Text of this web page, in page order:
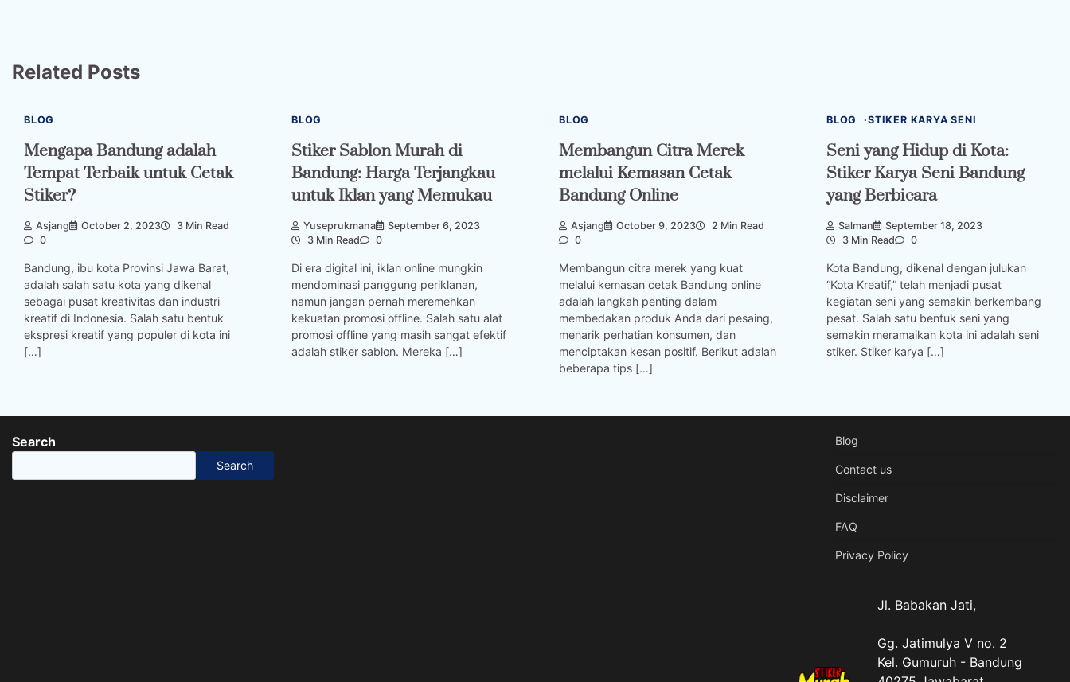
Related Posts
BLOG
Mengapa Bandung adalah
Tempat Terbaik untuk Cetak
Stiker?
Asjang October 2, 2023
3 Min Read
0
Bandung, ibu kota Provinsi Jawa Barat,
adalah salah satu kota yang dikenal
sebagai pusat kreativitas dan industri
kreatif di Indonesia. Salah satu bentuk
ekspresi kreatif yang populer di kota ini
[…]
BLOG
Stiker Sablon Murah di
Bandung: Harga Terjangkau
untuk Iklan yang Memukau
Yuseprukmana
September 6, 2023
3 Min Read
0
Di era digital ini, iklan online mungkin
mendominasi panggung periklanan,
namun jangan pernah meremehkan
kekuatan promosi offline. Salah satu alat
promosi offline yang masih sangat efektif
adalah stiker sablon. Mereka […]
BLOG
Membangun Citra Merek
melalui Kemasan Cetak
Bandung Online
Asjang October 9, 2023
2 Min Read
0
Membangun citra merek yang kuat
melalui kemasan cetak Bandung online
adalah langkah penting dalam
membedakan produk Anda dari pesaing,
menarik perhatian konsumen, dan
menciptakan kesan positif. Berikut adalah
beberapa tips […]
BLOG STIKER KARYA SENI
Seni yang Hidup di Kota:
Stiker Karya Seni Bandung
yang Berbicara
Salman
September 18, 2023
3 Min Read
0
Kota Bandung, dikenal dengan julukan
“Kota Kreatif,” telah menjadi pusat
kegiatan seni yang semakin berkembang
pesat. Salah satu bentuk seni yang
semakin meramaikan kota ini adalah seni
stiker. Stiker karya […]
Search
Search
Blog
Contact us
Disclaimer
FAQ
Privacy Policy
Jl. Babakan Jati,
Gg. Jatimulya V no. 2
Kel. Gumuruh - Bandung